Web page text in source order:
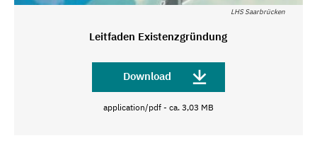
LHS Saarbrücken
Leitfaden Existenzgründung
Download
application/pdf - ca. 3,03 MB